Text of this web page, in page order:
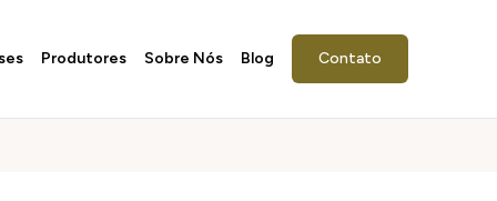
Produtores Sobre Nós Blog Contato